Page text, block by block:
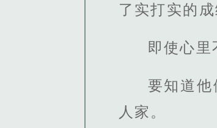
了实打实的成
即使心里
要知道
人家。